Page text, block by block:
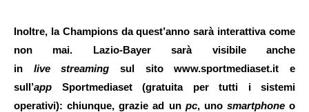
Inoltre, la Champions da quest’anno sarà interattiva come
non mai. Lazio-Bayer sarà visibile anche
in live streaming sul sitowww.sportmediaset.it e
sull’app Sportmediaset (gratuita per tutti i sistemi
operativi): chiunque, grazie ad un pc, uno smartphoneo